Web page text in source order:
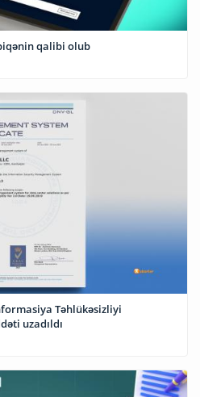
qalibi olub
Təhlükəsizliyi
müddəti uzadıldı